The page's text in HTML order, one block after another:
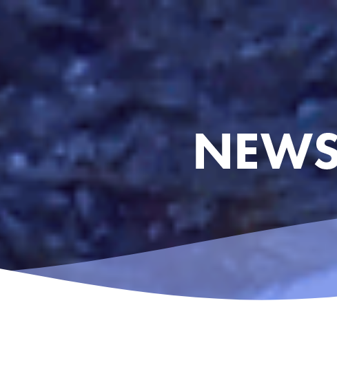
慶良間諸島ファンダイビング 粟国島遠征
リクエストコース
慶良間諸島体験ダイビング＆スノーケリング 慶良間諸島スノーケリング
オープンウォーター・ダイバー・コース アドバンスドオープンウォーターコース
レスキューダイバーコース EFRコース
ファンダイブ 体験ダイビングなど
器材レンタル